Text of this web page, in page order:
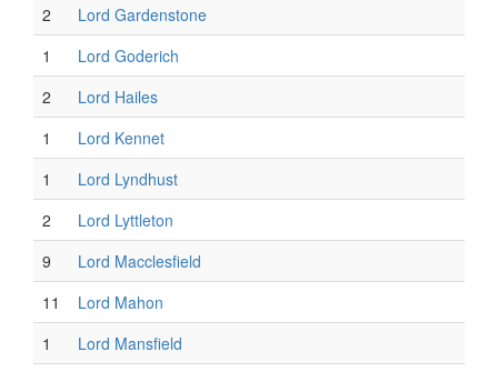
2
Lord Gardenstone
1
Lord Goderich
2
Lord Hailes
1
Lord Kennet
1
Lord Lyndhust
2
Lord Lyttleton
9
Lord Macclesfield
11
Lord Mahon
1
Lord Mansfield